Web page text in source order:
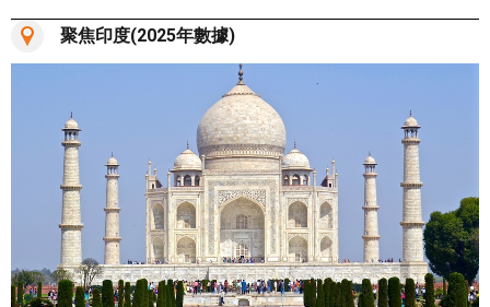
聚焦印度(2025年數據)